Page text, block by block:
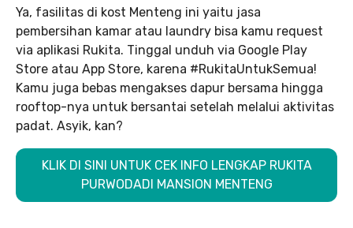
Ya, fasilitas di kost Menteng ini yaitu jasa
pembersihan kamar atau laundry bisa kamu request
via aplikasi Rukita. Tinggal unduh via Google Play
Store atau App Store, karena #RukitaUntukSemua!
Kamu juga bebas mengakses dapur bersama hingga
rooftop-nya untuk bersantai setelah melalui aktivitas
padat. Asyik, kan?
KLIK DI SINI UNTUK CEK INFO LENGKAP RUKITA
PURWODADI MANSION MENTENG